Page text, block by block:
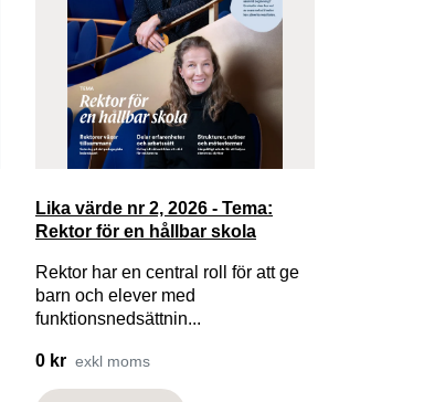
Lika värde nr 2, 2026 - Tema:
Rektor för en hållbar skola
Rektor har en central roll för att ge
barn och elever med
funktionsnedsättnin...
0 kr exkl moms